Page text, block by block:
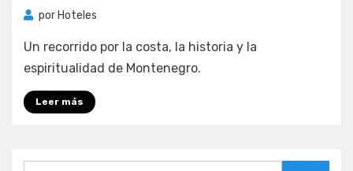
por Hoteles
Un recorrido por la costa, la historia y la
espiritualidad de Montenegro.
Leer más